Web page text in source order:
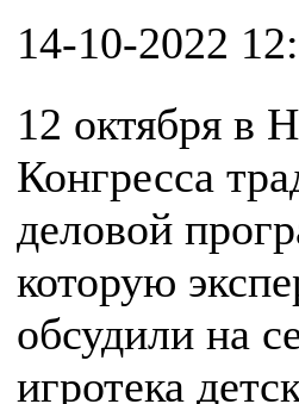
14-10-2022
12 октября в
Конгресса
деловой
которую
обсудили на
игротека